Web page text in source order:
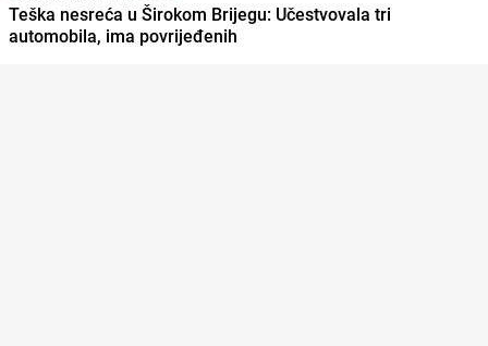
Teška nesreća u Širokom Brijegu: Učestvovala tri
automobila, ima povrijeđenih